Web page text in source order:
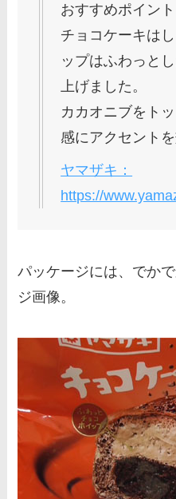
おすすめポイント
チョコケーキは
ップはふわっと
上げました。
カカオニブをト
感にアクセント
ヤマザキ：
https://
パッケージには、でか
ジ画像。